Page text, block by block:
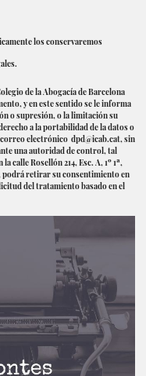
los conservaremos
de la Abogacía de Barcelona
y en este sentido se le informa
o supresión, o la limitación su
a la portabilidad de la datos o
electrónico dpd@icab.cat, sin
una autoridad de control, tal
calle Rosellón 214, Esc. A, 1º 1ª,
podrá retirar su consentimiento en
del tratamiento basado en el